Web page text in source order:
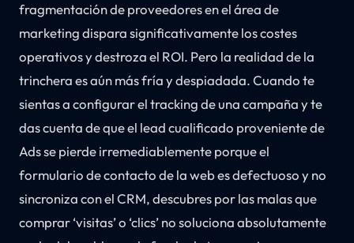
fragmentación de proveedores en el área de
marketing dispara significativamente los costes
operativos y destroza el ROI. Pero la realidad de la
trinchera es aún más fría y despiadada. Cuando te
sientas a configurar el tracking de una campaña y te
das cuenta de que el lead cualificado proveniente de
Ads se pierde irremediablemente porque el
formulario de contacto de la web es defectuoso y no
sincroniza con el CRM, descubres por las malas que
comprar ‘visitas’ o ‘clics’ no soluciona absolutamente